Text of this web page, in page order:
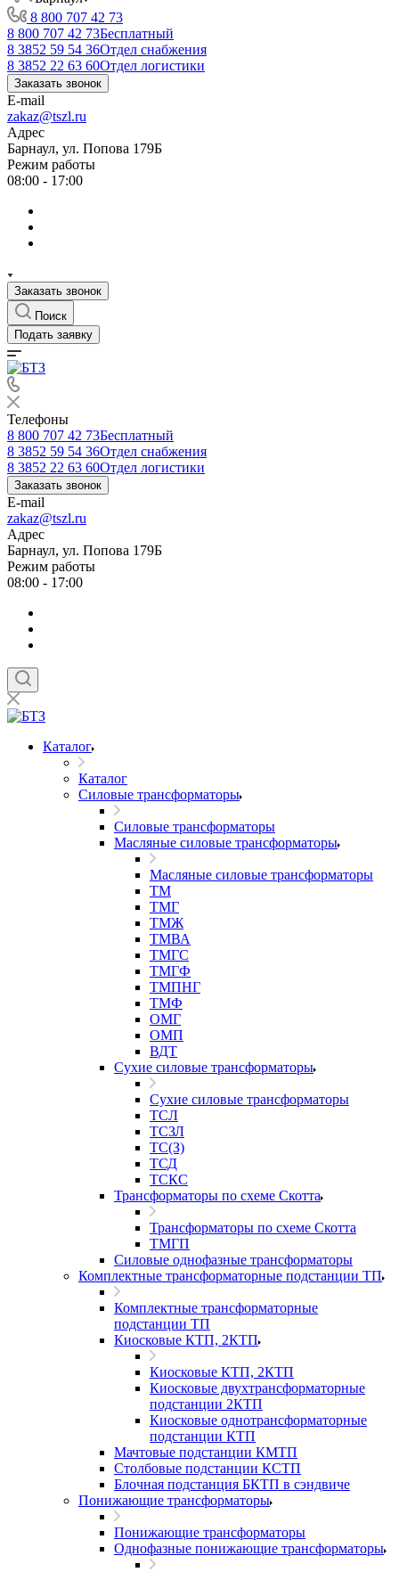
8 800 707 42 73
8 800 707 42 73Бесплатный
8 3852 59 54 36Отдел снабжения
8 3852 22 63 60Отдел логистики
Заказать звонок
E-mail
zakaz@tszl.ru
Адрес
Барнаул, ул. Попова 179Б
Режим работы
08:00 - 17:00
Заказать звонок
Поиск
Подать заявку
Телефоны
8 800 707 42 73Бесплатный
8 3852 59 54 36Отдел снабжения
8 3852 22 63 60Отдел логистики
Заказать звонок
E-mail
zakaz@tszl.ru
Адрес
Барнаул, ул. Попова 179Б
Режим работы
08:00 - 17:00
Каталог
Каталог
Силовые трансформаторы
Силовые трансформаторы
Масляные силовые трансформаторы
Масляные силовые трансформаторы
ТМ
ТМГ
ТМЖ
ТМВА
ТМГС
ТМГФ
ТМПНГ
ТМФ
ОМГ
ОМП
ВДТ
Сухие силовые трансформаторы
Сухие силовые трансформаторы
ТСЛ
ТСЗЛ
ТС(З)
ТСД
ТСКС
Трансформаторы по схеме Скотта
Трансформаторы по схеме Скотта
ТМГП
Силовые однофазные трансформаторы
Комплектные трансформаторные подстанции ТП
Комплектные трансформаторные
подстанции ТП
Киосковые КТП, 2КТП
Киосковые КТП, 2КТП
Киосковые двухтрансформаторные
подстанции 2КТП
Киосковые однотрансформаторные
подстанции КТП
Мачтовые подстанции КМТП
Столбовые подстанции КСТП
Блочная подстанция БКТП в сэндвиче
Понижающие трансформаторы
Понижающие трансформаторы
Однофазные понижающие трансформаторы